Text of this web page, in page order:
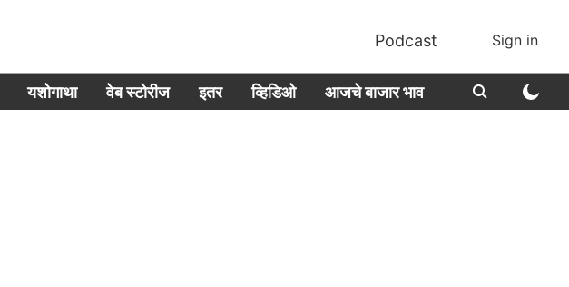
Podcast Sign in
यशोगाथा वेब स्टोरीज इतर व्हिडिओ आजचे बाजार भाव